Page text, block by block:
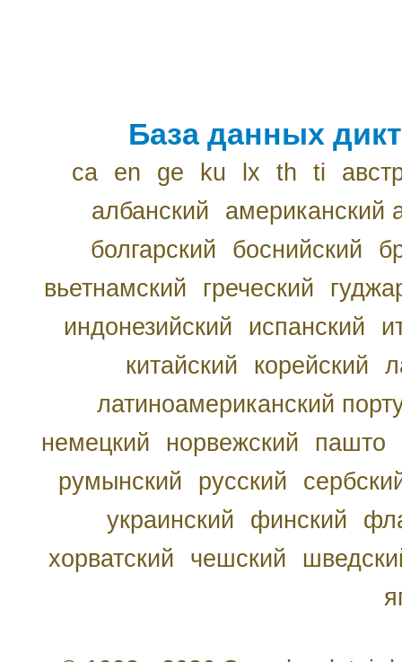
База данных
ca en ge ku lx th ti
албанский
американский
болгарский
боснийский
вьетнамский
греческий
индонезийский
испанский
китайский
корейский
латиноамериканский
немецкий
норвежский
пашто
румынский
русский
украинский
финский
хорватский
чешский